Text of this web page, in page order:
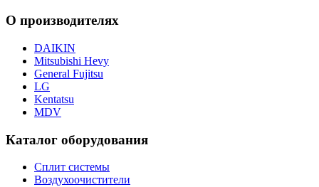
О производителях
DAIKIN
Mitsubishi Hevy
General Fujitsu
LG
Kentatsu
MDV
Каталог оборудования
Сплит системы
Воздухоочистители